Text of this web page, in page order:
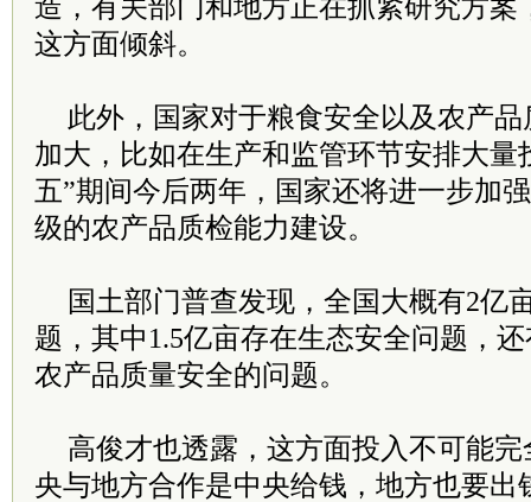
造，有关部门和地方正在抓紧研究方案
这方面倾斜。
此外，国家对于粮食安全以及农产
加大，比如在生产和监管环节安排大量
五”期间今后两年，国家还将进一步加
级的农产品质检能力建设。
国土部门普查发现，全国大概有2亿
题，其中1.5亿亩存在生态安全问题，
农产品质量安全的问题。
高俊才也透露，这方面投入不可能
央与地方合作是中央给钱，地方也要出